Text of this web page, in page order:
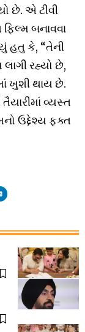
છે. એ ટીવી
બનાવવા
હતુ કે, “તેની
રહ્યો છે,
ખુશી થાય છે.
વ્યસ્ત
ઉદ્દેશ્ય ફક્ત